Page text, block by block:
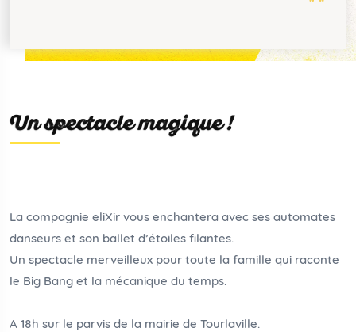
Un spectacle magique !
La compagnie eliXir vous enchantera avec ses automates
danseurs et son ballet d’étoiles filantes.
Un spectacle merveilleux pour toute la famille qui raconte
le Big Bang et la mécanique du temps.
A 18h sur le parvis de la mairie de Tourlaville.